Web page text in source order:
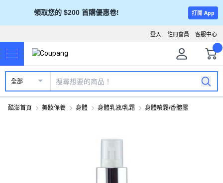
領取您的 $200 首購優惠卷! 打開 App
客服中心
註冊會員
登入
全部
酷澎首頁 美妝保養 身體 身體乳液/乳霜 身體噴霧/香體露